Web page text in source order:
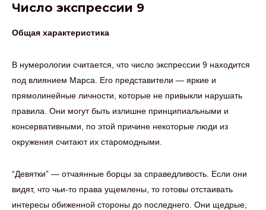
Число экспрессии 9
Общая характеристика
В нумерологии считается, что число экспрессии 9 находится
под влиянием Марса. Его представители — яркие и
прямолинейные личности, которые не привыкли нарушать
правила. Они могут быть излишне принципиальными и
консервативными, по этой причине некоторые люди из
окружения считают их старомодными.
“Девятки” — отчаянные борцы за справедливость. Если они
видят, что чьи-то права ущемлены, то готовы отстаивать
интересы обиженной стороны до последнего. Они щедрые,